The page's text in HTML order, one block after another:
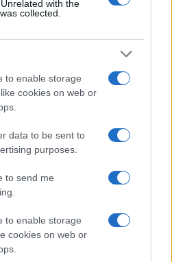
with the
collected.
to enable storage
cookies on web or
data to be sent to
purposes.
to send me
to enable storage
cookies on web or
401(k) et SEP IRA pour les